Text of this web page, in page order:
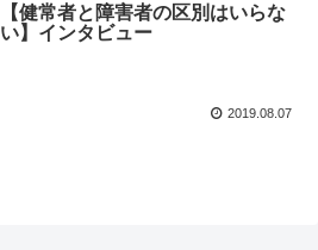
【健常者と障害者の区別はいらな
い】インタビュー
2019.08.07